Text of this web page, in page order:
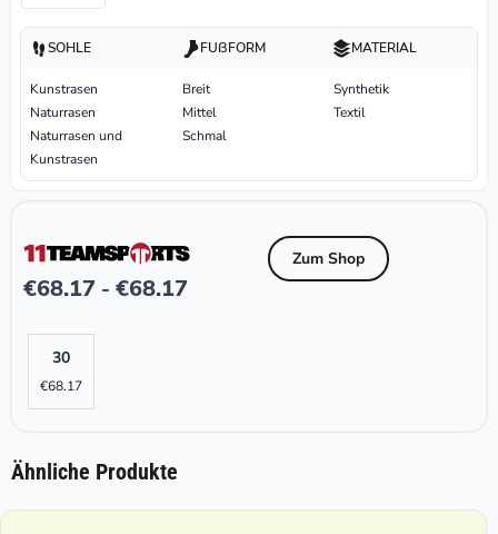
SOHLE
Kunstrasen
Naturrasen
Naturrasen und
Kunstrasen
FUßFORM
Breit
Mittel
Schmal
MATERIAL
Synthetik
Textil
€68.17 - €68.17
Zum Shop
30
€68.17
Ähnliche Produkte